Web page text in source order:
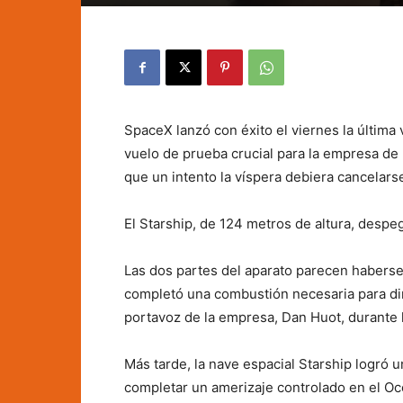
SpaceX lanzó con éxito el viernes la
vuelo de prueba crucial para la empresa
que un intento la víspera debiera
El Starship, de 124 metros de altura,
Las dos partes del aparato parecen
completó una combustión necesaria para
portavoz de la empresa, Dan Huot,
Más tarde, la nave espacial Starship logró
completar un amerizaje controlado en el